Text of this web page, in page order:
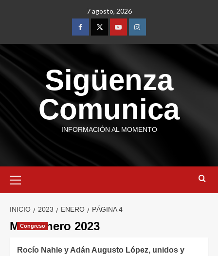
7 agosto, 2026
Sigüenza
Comunica
INFORMACIÓN AL MOMENTO
INICIO 2023 ENERO PÁGINA 4
Mes:enero 2023
Congreso
Rocío Nahle y Adán Augusto López, unidos y